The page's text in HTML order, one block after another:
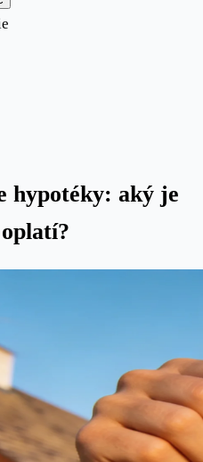
hypotéky: aký je